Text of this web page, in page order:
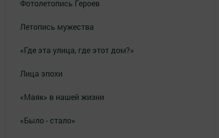
Фотолетопись Героев
Летопись мужества
«Где эта улица, где этот дом?»
Лица эпохи
«Маяк» в нашей жизни
«Было - стало»